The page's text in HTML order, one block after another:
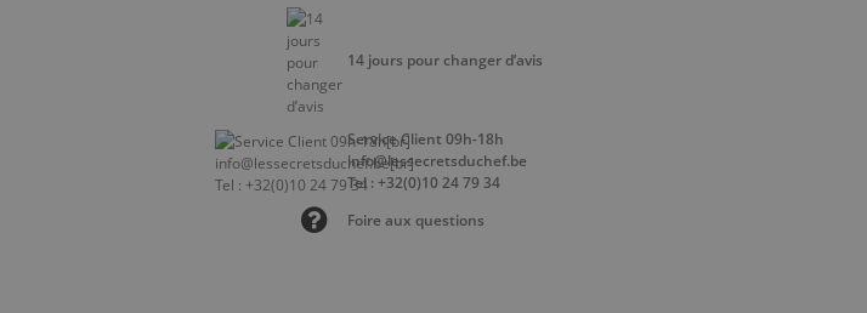
14 jours pour changer d’avis
Service Client 09h-18h
info@lessecretsduchef.be
Tel : +32(0)10 24 79 34
Foire aux questions